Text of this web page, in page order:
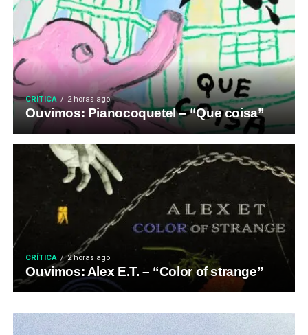
CRÍTICA 2 horas ago
Ouvimos: Pianocoquetel – “Que coisa”
CRÍTICA 2 horas ago
Ouvimos: Alex E.T. – “Color of strange”